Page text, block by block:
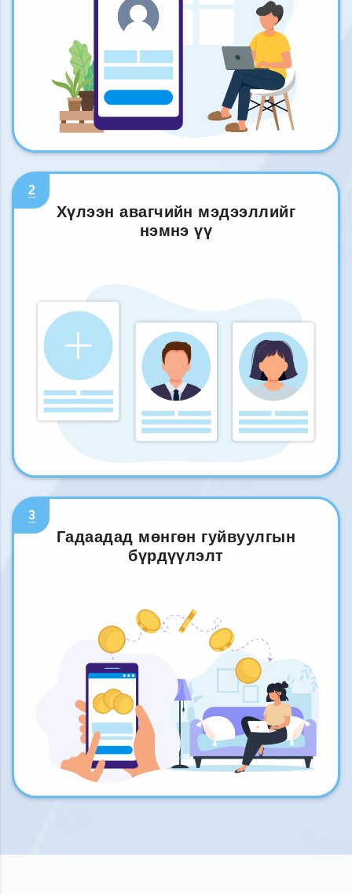
2
Хүлээн авагчийн мэдээллийг
нэмнэ үү
3
Гадаадад мөнгөн гуйвуулгын
бүрдүүлэлт